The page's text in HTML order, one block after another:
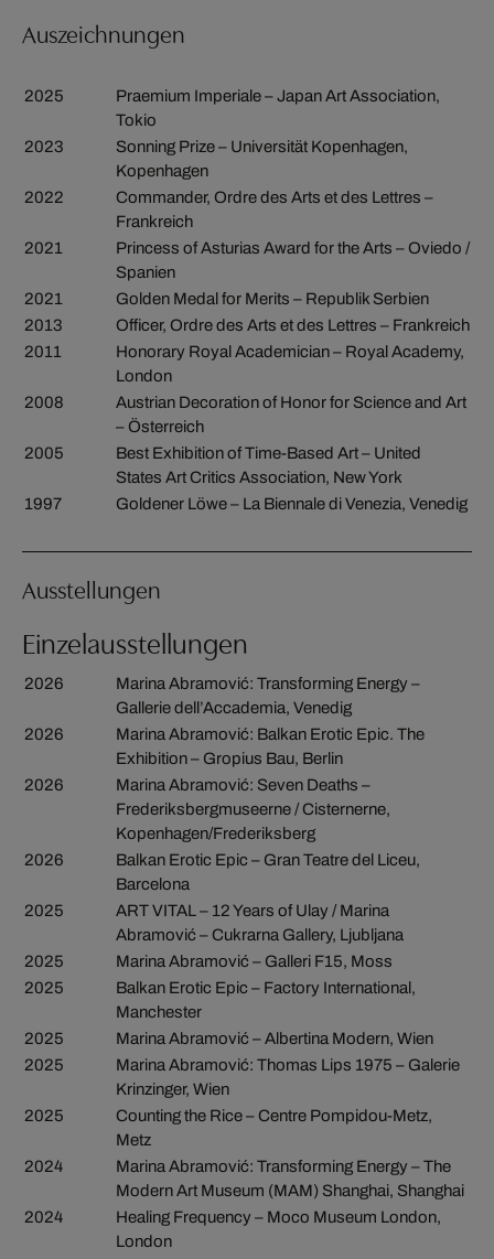
Auszeichnungen
2025
Praemium Imperiale – Japan Art Association,
Tokio
2023
Sonning Prize – Universität Kopenhagen,
Kopenhagen
2022
Commander, Ordre des Arts et des Lettres –
Frankreich
2021
Princess of Asturias Award for the Arts – Oviedo /
Spanien
2021
Golden Medal for Merits – Republik Serbien
2013
Officer, Ordre des Arts et des Lettres – Frankreich
2011
Honorary Royal Academician – Royal Academy,
London
2008
Austrian Decoration of Honor for Science and Art
– Österreich
2005
Best Exhibition of Time-Based Art – United
States Art Critics Association, New York
1997
Goldener Löwe – La Biennale di Venezia, Venedig
Ausstellungen
Einzelausstellungen
2026
Marina Abramović: Transforming Energy –
Gallerie dell’Accademia, Venedig
2026
Marina Abramović: Balkan Erotic Epic. The
Exhibition – Gropius Bau, Berlin
2026
Marina Abramović: Seven Deaths –
Frederiksbergmuseerne / Cisternerne,
Kopenhagen/Frederiksberg
2026
Balkan Erotic Epic – Gran Teatre del Liceu,
Barcelona
2025
ART VITAL – 12 Years of Ulay / Marina
Abramović – Cukrarna Gallery, Ljubljana
2025
Marina Abramović – Galleri F15, Moss
2025
Balkan Erotic Epic – Factory International,
Manchester
2025
Marina Abramović – Albertina Modern, Wien
2025
Marina Abramović: Thomas Lips 1975 – Galerie
Krinzinger, Wien
2025
Counting the Rice – Centre Pompidou-Metz,
Metz
2024
Marina Abramović: Transforming Energy – The
Modern Art Museum (MAM) Shanghai, Shanghai
2024
Healing Frequency – Moco Museum London,
London